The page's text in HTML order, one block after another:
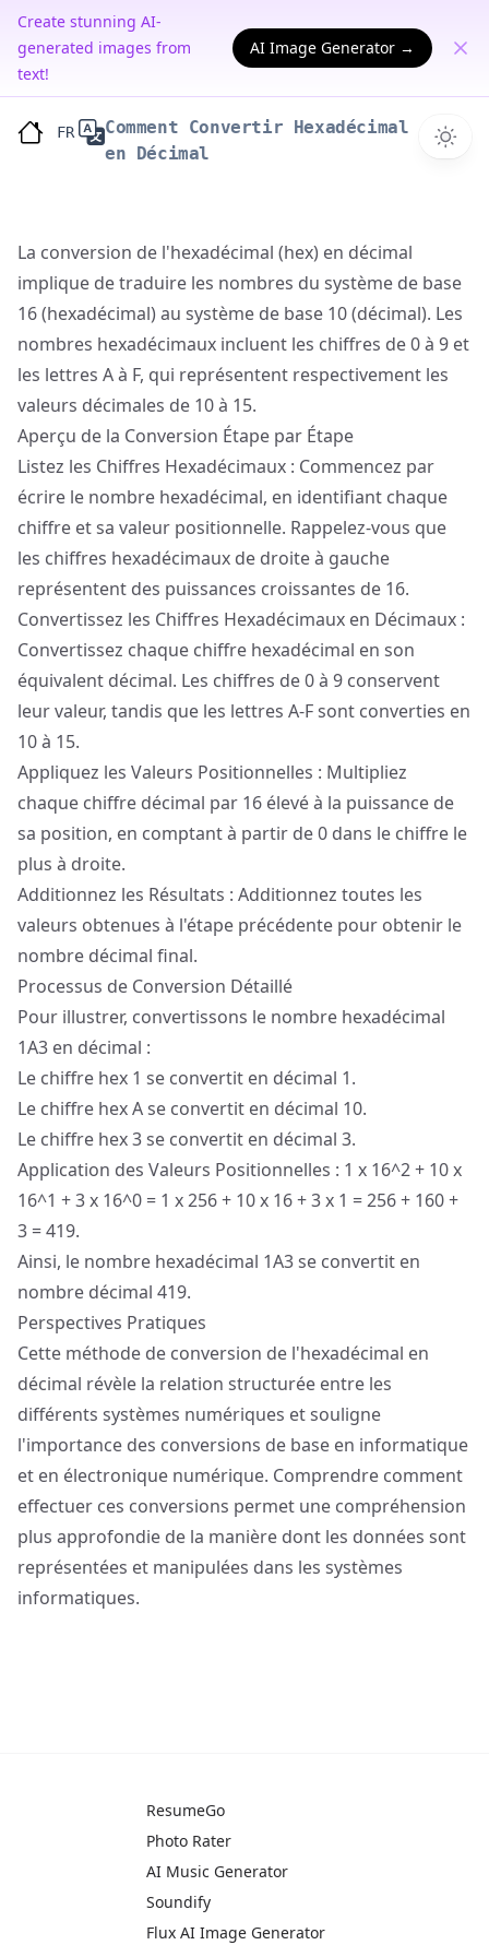
Create stunning AI-
generated images from
text!
AI Image Generator →
FR
Comment Convertir Hexadécimal
en Décimal
La conversion de l'hexadécimal (hex) en décimal
implique de traduire les nombres du système de base
16 (hexadécimal) au système de base 10 (décimal). Les
nombres hexadécimaux incluent les chiffres de 0 à 9 et
les lettres A à F, qui représentent respectivement les
valeurs décimales de 10 à 15.
Aperçu de la Conversion Étape par Étape
Listez les Chiffres Hexadécimaux : Commencez par
écrire le nombre hexadécimal, en identifiant chaque
chiffre et sa valeur positionnelle. Rappelez-vous que
les chiffres hexadécimaux de droite à gauche
représentent des puissances croissantes de 16.
Convertissez les Chiffres Hexadécimaux en Décimaux :
Convertissez chaque chiffre hexadécimal en son
équivalent décimal. Les chiffres de 0 à 9 conservent
leur valeur, tandis que les lettres A-F sont converties en
10 à 15.
Appliquez les Valeurs Positionnelles : Multipliez
chaque chiffre décimal par 16 élevé à la puissance de
sa position, en comptant à partir de 0 dans le chiffre le
plus à droite.
Additionnez les Résultats : Additionnez toutes les
valeurs obtenues à l'étape précédente pour obtenir le
nombre décimal final.
Processus de Conversion Détaillé
Pour illustrer, convertissons le nombre hexadécimal
1A3 en décimal :
Le chiffre hex 1 se convertit en décimal 1.
Le chiffre hex A se convertit en décimal 10.
Le chiffre hex 3 se convertit en décimal 3.
Application des Valeurs Positionnelles : 1 x 16^2 + 10 x
16^1 + 3 x 16^0 = 1 x 256 + 10 x 16 + 3 x 1 = 256 + 160 +
3 = 419.
Ainsi, le nombre hexadécimal 1A3 se convertit en
nombre décimal 419.
Perspectives Pratiques
Cette méthode de conversion de l'hexadécimal en
décimal révèle la relation structurée entre les
différents systèmes numériques et souligne
l'importance des conversions de base en informatique
et en électronique numérique. Comprendre comment
effectuer ces conversions permet une compréhension
plus approfondie de la manière dont les données sont
représentées et manipulées dans les systèmes
informatiques.
ResumeGo
Photo Rater
AI Music Generator
Soundify
Flux AI Image Generator